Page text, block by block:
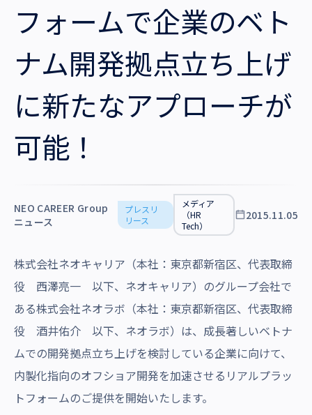
フォームで企業のベト
ナム開発拠点立ち上げ
に新たなアプローチが
可能！
NEO CAREER Group
ニュース
プレスリ
リース
メディア
（HR
Tech）
2015.11.05
株式会社ネオキャリア（本社：東京都新宿区、代表取締
役 西澤亮一 以下、ネオキャリア）のグループ会社で
ある株式会社ネオラボ（本社：東京都新宿区、代表取締
役 酒井佑介 以下、ネオラボ）は、成長著しいベトナ
ムでの開発拠点立ち上げを検討している企業に向けて、
内製化指向のオフショア開発を加速させるリアルプラッ
トフォームのご提供を開始いたします。